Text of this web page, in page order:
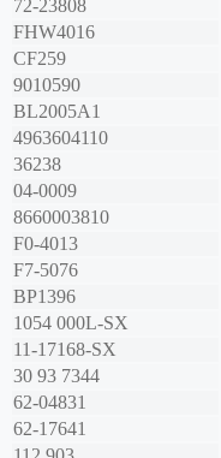
72-23808
FHW4016
CF259
9010590
BL2005A1
4963604110
36238
04-0009
8660003810
F0-4013
F7-5076
BP1396
1054 000L-SX
11-17168-SX
30 93 7344
62-04831
62-17641